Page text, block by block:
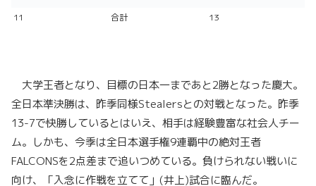
11 合計 13
大学王者となり、目標の日本一まであと2勝となった慶大。
全日本準決勝は、昨季同様Stealersとの対戦となった。昨季
13-7で快勝しているとはいえ、相手は経験豊富な社会人チー
ム。しかも、今季は全日本選手権9連覇中の絶対王者
FALCONSを2点差まで追いつめている。負けられない戦いに
向け、「入念に作戦を立てて」(井上)試合に臨んだ。